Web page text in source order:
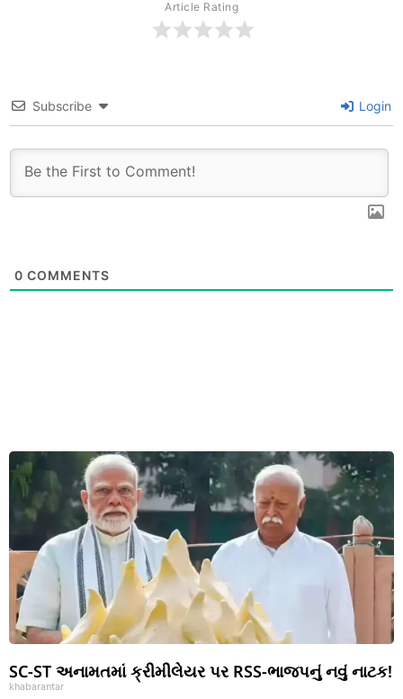
Article Rating
Subscribe Login
0 COMMENTS
SC-ST અનામતમાં ક્રીમીલેયર પર RSS-ભાજપનું નવું નાટક!
khabarantar